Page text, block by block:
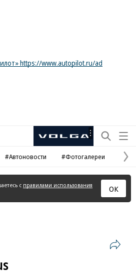
https://www.autopilot.ru/ad
Рекламная
#Автоновости #Фотогалереи
с правилами использования
ОК